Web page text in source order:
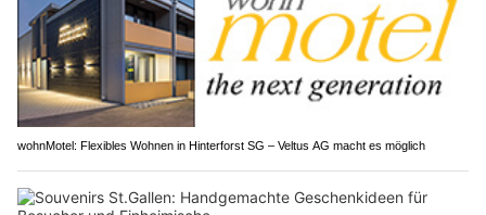
wohnMotel: Flexibles Wohnen in Hinterforst SG – Veltus AG macht es möglich